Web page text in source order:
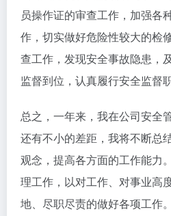
员操作证的审查工作，加强各
作，切实做好危险性较大的检
查工作，发现安全事故隐患，
监督到位，认真履行安全监督职
总之，一年来，我在公司安全
还有不小的差距，我将不断总
观念，提高各方面的工作能力
理工作，以对工作、对事业高
地、尽职尽责的做好各项工作。